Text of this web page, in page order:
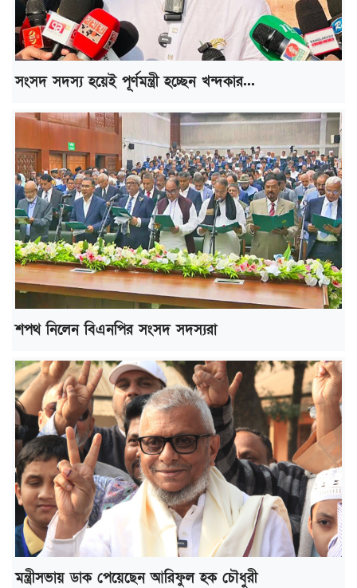
সংসদ সদস্য হয়েই পূর্ণমন্ত্রী হচ্ছেন খন্দকার...
শপথ নিলেন বিএনপির সংসদ সদস্যরা
মন্ত্রীসভায় ডাক পেয়েছেন আরিফুল হক চৌধুরী